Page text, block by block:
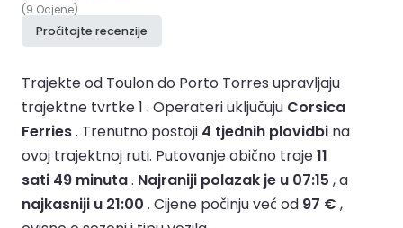
(9 Ocjene)
Pročitajte recenzije
Trajekte od Toulon do Porto Torres upravljaju
trajektne tvrtke 1 . Operateri uključuju Corsica
Ferries. Trenutno postoji 4 tjednih plovidbi na
ovoj trajektnoj ruti. Putovanje obično traje11
sati 49 minuta. Najraniji polazak je u 07:15 , a
najkasniji u 21:00 . Cijene počinju već od 97 € ,